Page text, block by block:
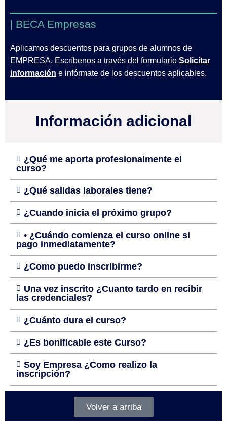
| BECA Empresas
Aplicamos descuentos para grupos de alumnos de
EMPRESA. Escríbenos a través del formulario Solicitar
información e infórmate de los descuentos aplicables.
Información adicional
¿Qué me aporta profesionalmente el
curso?
¿Qué salidas laborales tiene?
¿Cuando inicia el próximo grupo?
• ¿Cuándo comienza el curso online si
pago inmediatamente?
¿Como puedo inscribirme?
Una vez inscrito ¿Cuanto tardo en recibir
las credenciales?
¿Cuánto dura el curso?
¿Es bonificable este Curso?
Soy Empresa ¿Como realizo la
inscripción?
Volver a arriba